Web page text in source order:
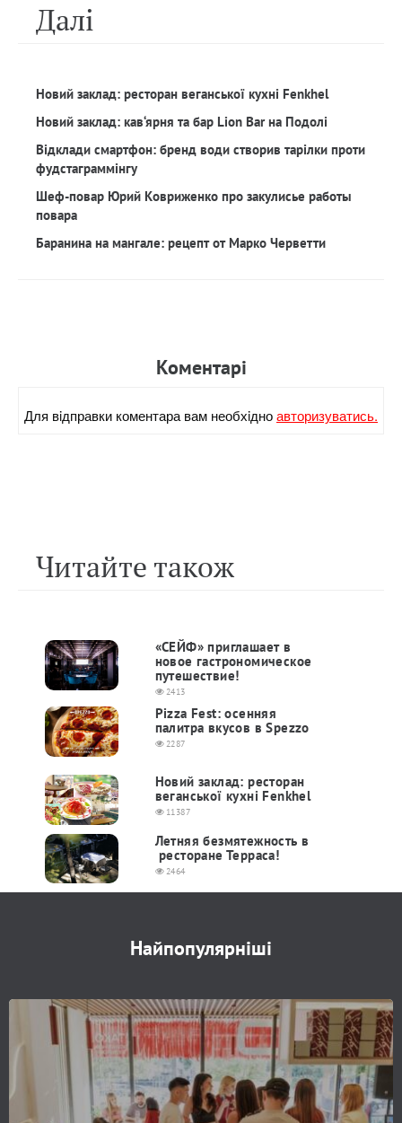
Далi
Новий заклад: ресторан веганської кухні Fenkhel
Новий заклад: кав‘ярня та бар Lion Bar на Подолі
Відклади смартфон: бренд води створив тарілки проти
фудстаграммінгу
Шеф-повар Юрий Ковриженко про закулисье работы
повара
Баранина на мангале: рецепт от Марко Черветти
Коментарi
Для вiдправки коментара вам необхiдноавторизуватись.
Читайте також
«СЕЙФ» приглашает в
новое гастрономическое
путешествие!
2413
Pizza Fest: осенняя
палитра вкусов в Spezzo
2287
Новий заклад: ресторан
веганської кухні Fenkhel
11387
Летняя безмятежность в
ресторане Терраса!
2464
Найпопулярніші